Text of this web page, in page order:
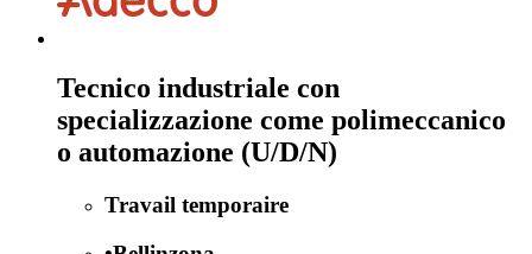
Tecnico industriale con
specializzazione come polimeccanico
o automazione (U/D/N)
Travail temporaire